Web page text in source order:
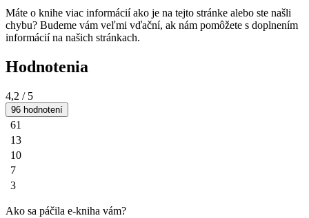
Máte o knihe viac informácií ako je na tejto stránke alebo ste našli
chybu? Budeme vám veľmi vďační, ak nám pomôžete s doplnením
informácií na našich stránkach.
Hodnotenia
4,2 / 5
96 hodnotení
61
13
10
7
3
Ako sa páčila e-kniha vám?